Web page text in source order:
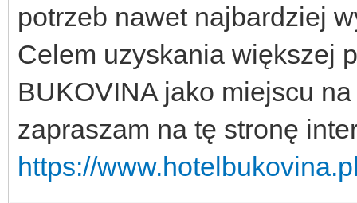
potrzeb nawet najbardziej
Celem uzyskania większej
BUKOVINA jako miejscu
zapraszam na tę stronę
https://